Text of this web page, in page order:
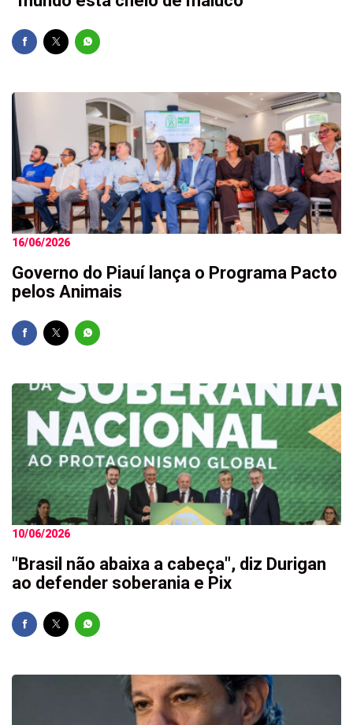
16/06/2026
Governo do Piauí lança o Programa Pacto
pelos Animais
10/06/2026
"Brasil não abaixa a cabeça", diz Durigan
ao defender soberania e Pix